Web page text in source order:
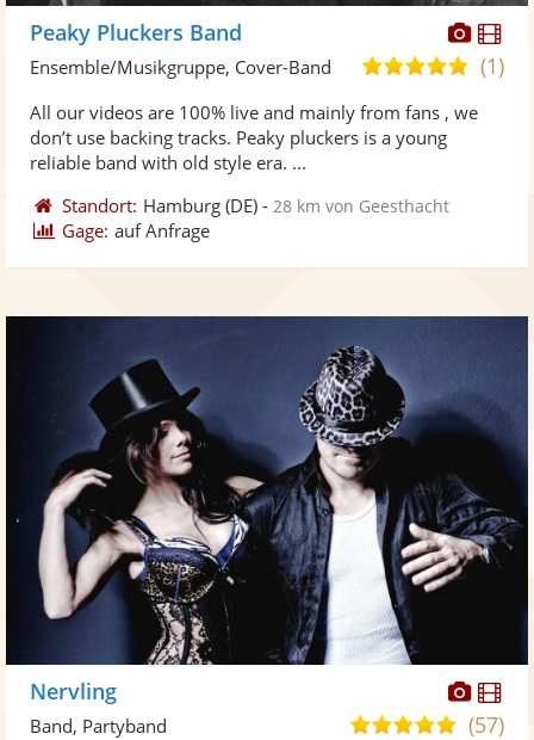
Fotos
Peaky Pluckers Band
5,0
5
(1)
Ensemble/Musikgruppe, Cover-Band
All our videos are 100% live and mainly from fans , we
don’t use backing tracks. Peaky pluckers is a young
reliable band with old style era. ...
Standort: Hamburg (DE) - 28 km von Geesthacht
Gage: auf Anfrage
Nervling
5,0(57)
Band, Partyband